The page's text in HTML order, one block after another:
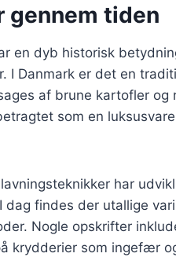
gennem tiden
en dyb historisk
I Danmark er det en
af brune kartofler
som en
har
findes der utallige
Nogle opskrifter
krydderier som ingefær